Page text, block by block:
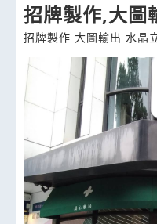
招牌製作,大圖
招牌製作 大圖輸出 水晶